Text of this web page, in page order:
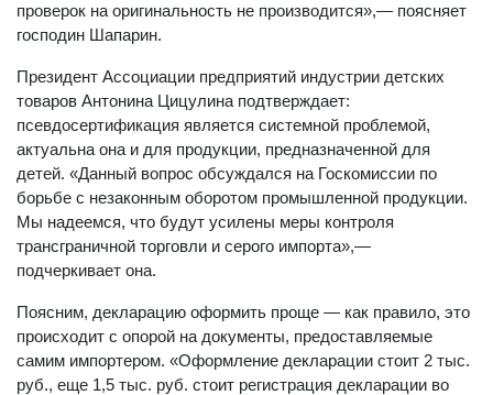
проверок на оригинальность не производится»,— поясняет
господин Шапарин.
Президент Ассоциации предприятий индустрии детских
товаров Антонина Цицулина подтверждает:
псевдосертификация является системной проблемой,
актуальна она и для продукции, предназначенной для
детей. «Данный вопрос обсуждался на Госкомиссии по
борьбе с незаконным оборотом промышленной продукции.
Мы надеемся, что будут усилены меры контроля
трансграничной торговли и серого импорта»,—
подчеркивает она.
Поясним, декларацию оформить проще — как правило, это
происходит с опорой на документы, предоставляемые
самим импортером. «Оформление декларации стоит 2 тыс.
руб., еще 1,5 тыс. руб. стоит регистрация декларации во